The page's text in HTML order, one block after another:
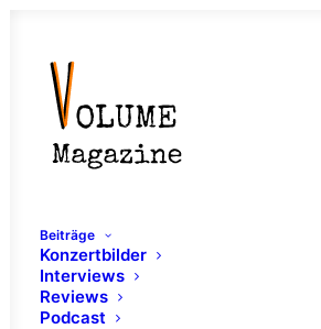
Beiträge
Konzertbilder
Interviews
Reviews
Podcast